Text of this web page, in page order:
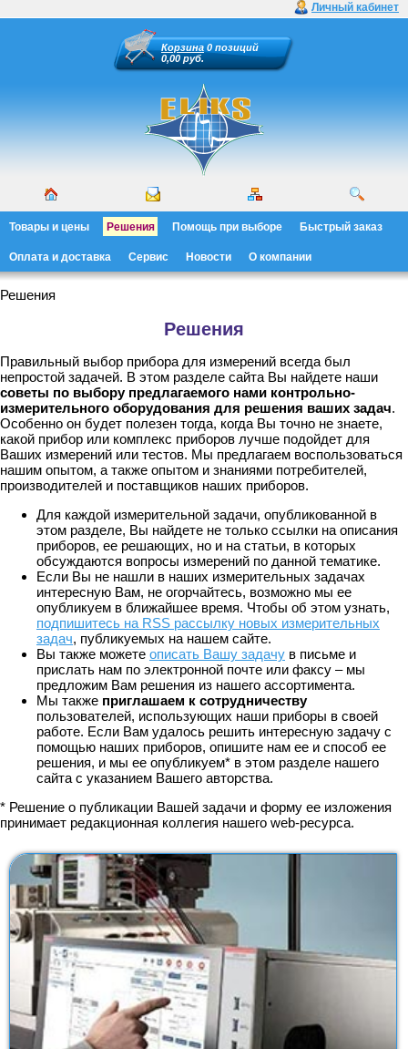
Личный кабинет
Корзина 0 позиций
0,00 руб.
Товары и цены Решения Помощь при выборе Быстрый заказ
Оплата и доставка Сервис Новости О компании
Решения
Решения
Правильный выбор прибора для измерений всегда был
непростой задачей. В этом разделе сайта Вы найдете наши
советы по выбору предлагаемого нами контрольно-
измерительного оборудования для решения ваших задач.
Особенно он будет полезен тогда, когда Вы точно не знаете,
какой прибор или комплекс приборов лучше подойдет для
Ваших измерений или тестов. Мы предлагаем воспользоваться
нашим опытом, а также опытом и знаниями потребителей,
производителей и поставщиков наших приборов.
Для каждой измерительной задачи, опубликованной в
этом разделе, Вы найдете не только ссылки на описания
приборов, ее решающих, но и на статьи, в которых
обсуждаются вопросы измерений по данной тематике.
Если Вы не нашли в наших измерительных задачах
интересную Вам, не огорчайтесь, возможно мы ее
опубликуем в ближайшее время. Чтобы об этом узнать,
подпишитесь на RSS рассылку новых измерительных
задач, публикуемых на нашем сайте.
Вы также можете описать Вашу задачу в письме и
прислать нам по электронной почте или факсу – мы
предложим Вам решения из нашего ассортимента.
Мы также приглашаем к сотрудничеству
пользователей, использующих наши приборы в своей
работе. Если Вам удалось решить интересную задачу с
помощью наших приборов, опишите нам ее и способ ее
решения, и мы ее опубликуем* в этом разделе нашего
сайта с указанием Вашего авторства.
* Решение о публикации Вашей задачи и форму ее изложения
принимает редакционная коллегия нашего web-ресурса.